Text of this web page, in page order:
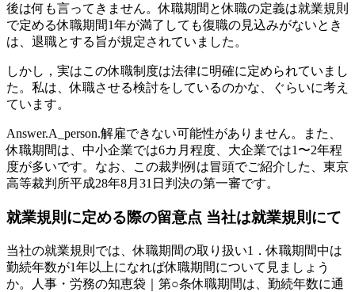
後は何も言ってきません。休職期間と休職の定義は就業規則
で定める休職期間1年が満了しても復職の見込みがないとき
は、退職とする旨が規定されていました。
しかし，実はこの休職制度は法律に明確に定められていまし
た。私は、休職させる検討をしているのかな、ぐらいに考え
ています。
Answer.A_person.解雇できない可能性がありません。また、
休職期間は、中小企業では6カ月程度、大企業では1〜2年程
度が多いです。なお、この裁判例は冒頭でご紹介した、東京
高等裁判所平成28年8月31日判決の第一審です。
就業規則に定める際の留意点 当社は就業規則にて
当社の就業規則では、休職期間の取り扱い1．休職期間中は
勤続年数が1年以上になれば休職期間について見ましょう
か。人事・労務の知恵袋｜第○条休職期間は、勤続年数に通